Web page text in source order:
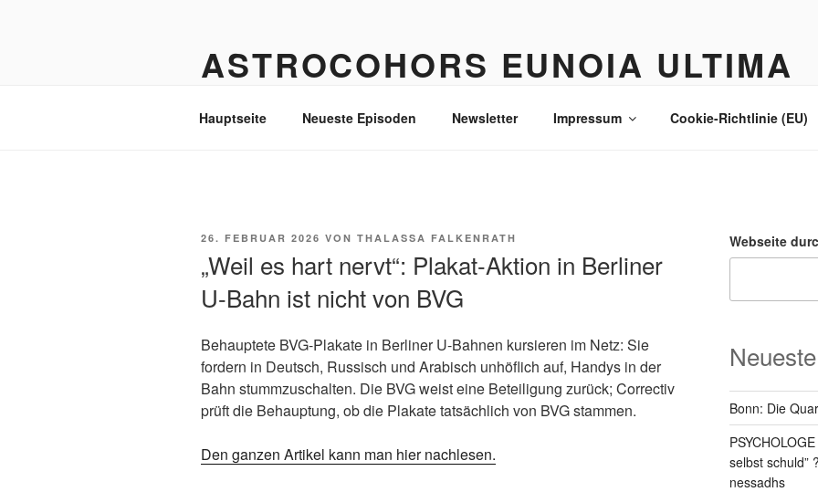
ASTROCOHORS EUNOIA ULTIMA
Hauptseite Neueste Episoden Newsletter Impressum Cookie-Richtlinie (EU)
VERÖFFENTLICHT
26. FEBRUAR 2026 VON THALASSA FALKENRATH
„Weil es hart nervt“: Plakat-Aktion in Berliner
U-Bahn ist nicht von BVG
Behauptete BVG-Plakate in Berliner U-Bahnen kursieren im Netz: Sie
fordern in Deutsch, Russisch und Arabisch unhöflich auf, Handys in der
Bahn stummzuschalten. Die BVG weist eine Beteiligung zurück; Correctiv
prüft die Behauptung, ob die Plakate tatsächlich von BVG stammen.
Den ganzen Artikel kann man hier nachlesen.
Webseite
Bonn: Die
selbst schuld”
nessadhs